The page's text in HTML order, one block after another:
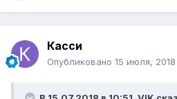
Касси
Опубликовано 15 июля, 2018